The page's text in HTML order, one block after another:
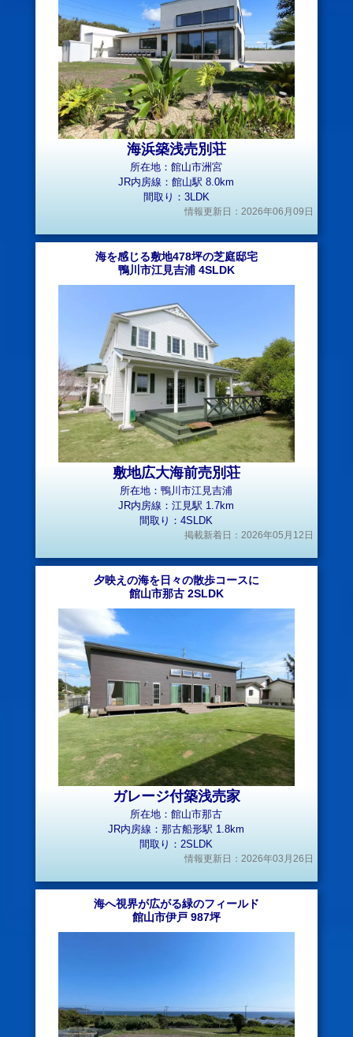
海浜築浅売別荘
所在地：館山市洲宮
JR内房線：館山駅 8.0km
間取り：3LDK
情報更新日：2026年06月09日
海を感じる敷地478坪の芝庭邸宅
鴨川市江見吉浦 4SLDK
敷地広大海前売別荘
所在地：鴨川市江見吉浦
JR内房線：江見駅 1.7km
間取り：4SLDK
掲載新着日：2026年05月12日
夕映えの海を日々の散歩コースに
館山市那古 2SLDK
ガレージ付築浅売家
所在地：館山市那古
JR内房線：那古船形駅 1.8km
間取り：2SLDK
情報更新日：2026年03月26日
海へ視界が広がる緑のフィールド
館山市伊戸 987坪